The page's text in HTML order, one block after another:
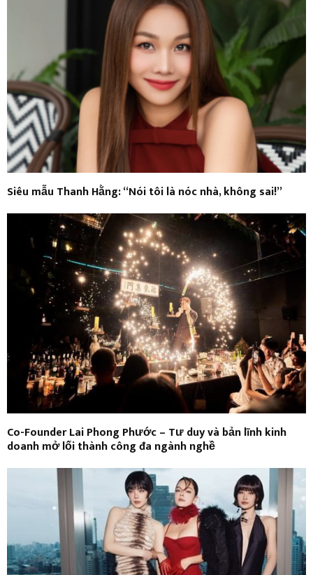
Siêu mẫu Thanh Hằng: “Nói tôi là nóc nhà, không sai!”
Co-Founder Lai Phong Phước – Tư duy và bản lĩnh kinh
doanh mở lối thành công đa ngành nghề